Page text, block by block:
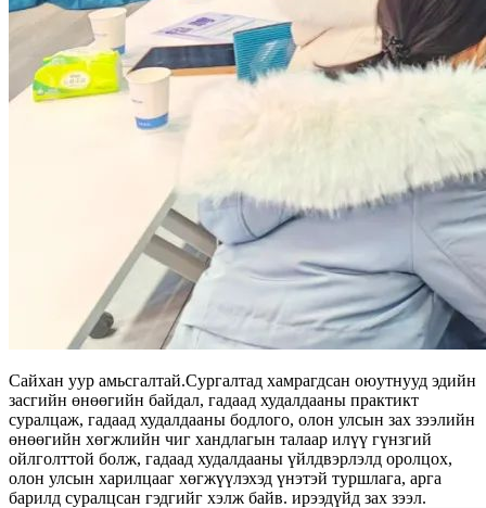
Сайхан уур амьсгалтай.Сургалтад хамрагдсан оюутнууд эдийн
засгийн өнөөгийн байдал, гадаад худалдааны практикт
суралцаж, гадаад худалдааны бодлого, олон улсын зах зээлийн
өнөөгийн хөгжлийн чиг хандлагын талаар илүү гүнзгий
ойлголттой болж, гадаад худалдааны үйлдвэрлэлд оролцох,
олон улсын харилцааг хөгжүүлэхэд үнэтэй туршлага, арга
барилд суралцсан гэдгийг хэлж байв. ирээдүйд зах зээл.